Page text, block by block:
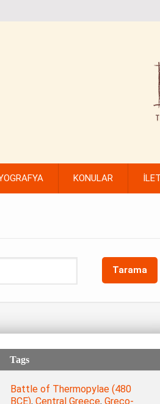
KONULAR
Tarama
Tags
Battle of Thermopylae (480
BCE), Central Greece, Greco-